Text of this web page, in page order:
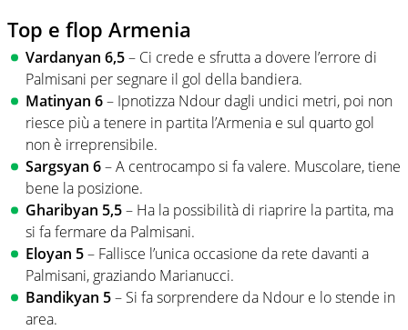
Top e flop Armenia
Vardanyan 6,5– Ci crede e sfrutta a dovere l’errore di
Palmisani per segnare il gol della bandiera.
Matinyan 6– Ipnotizza Ndour dagli undici metri, poi non
riesce più a tenere in partita l’Armenia e sul quarto gol
non è irreprensibile.
Sargsyan 6– A centrocampo si fa valere. Muscolare, tiene
bene la posizione.
Gharibyan 5,5– Ha la possibilità di riaprire la partita, ma
si fa fermare da Palmisani.
Eloyan 5– Fallisce l’unica occasione da rete davanti a
Palmisani, graziando Marianucci.
Bandikyan 5– Si fa sorprendere da Ndour e lo stende in
area.